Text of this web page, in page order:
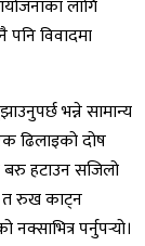
लागि
विवादमा
भन्ने सामान्य
ढिलाइको दोष
बरु हटाउन सजिलो
त रुख काट्न
पर्नुपर्‍यो।